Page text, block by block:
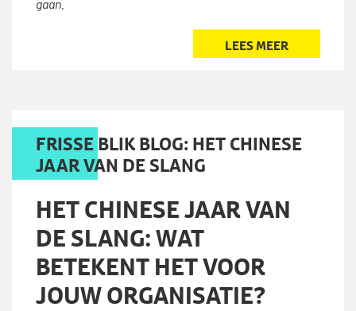
gaan.
LEES MEER
FRISSE BLIK BLOG: HET CHINESE
JAAR VAN DE SLANG
HET CHINESE JAAR VAN
DE SLANG: WAT
BETEKENT HET VOOR
JOUW ORGANISATIE?